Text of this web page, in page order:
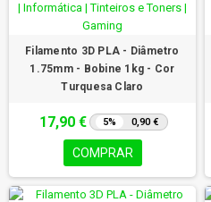
Filamento 3D PLA - Diâmetro
1.75mm - Bobine 1kg - Cor
Turquesa Claro
17,90 € 5% 0,90 €
COMPRAR